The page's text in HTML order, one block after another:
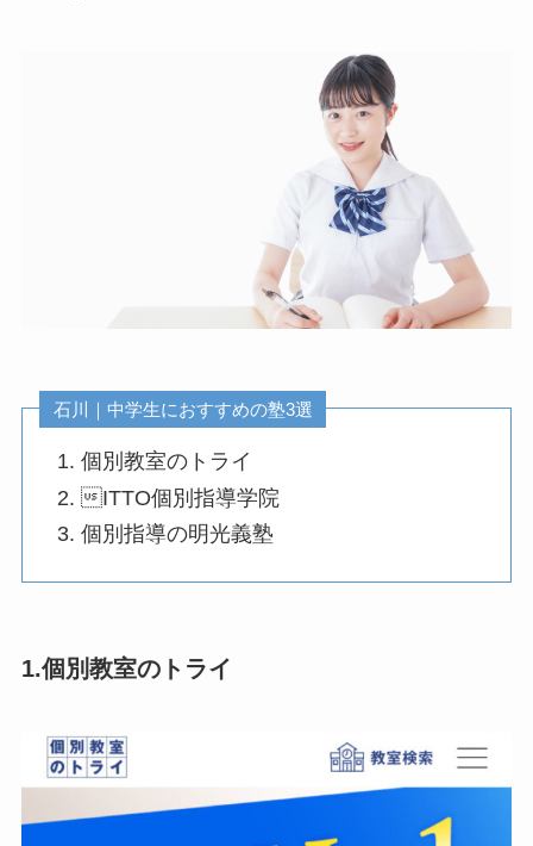
石川｜中学生におすすめの塾3選
個別教室のトライ
ITTO個別指導学院
個別指導の明光義塾
1.個別教室のトライ